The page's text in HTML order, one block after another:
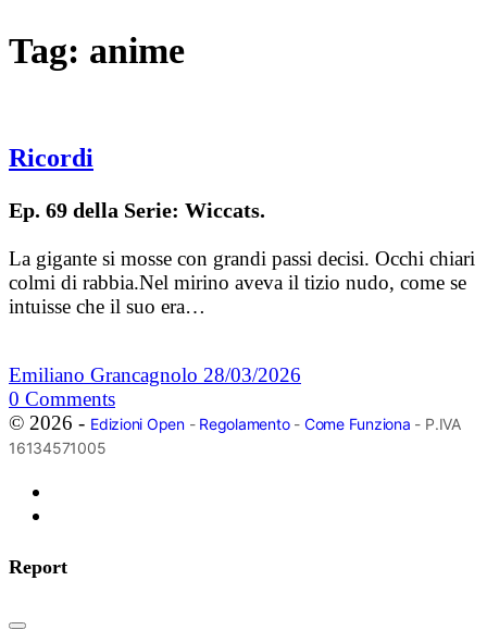
Tag: anime
Ricordi
Ep. 69 della Serie: Wiccats.
La gigante si mosse con grandi passi decisi. Occhi chiari
colmi di rabbia.Nel mirino aveva il tizio nudo, come se
intuisse che il suo era…
Emiliano Grancagnolo 28/03/2026
0 Comments
© 2026 - Edizioni Open- Regolamento- Come Funziona - P.IVA
16134571005
Report